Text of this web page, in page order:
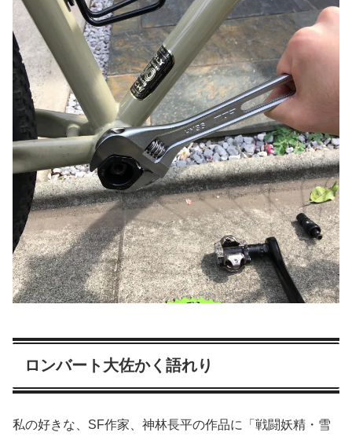
ロンバート大佐かく語れり
私の好きな、SF作家、神林長平の作品に「戦闘妖精・雪